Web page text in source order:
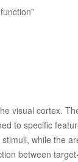
visual cortex.
to specific
while the
between